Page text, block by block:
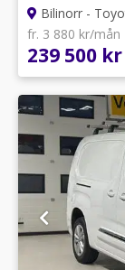
Bilinorr -
fr. 3 880 kr/mån
239 500 kr